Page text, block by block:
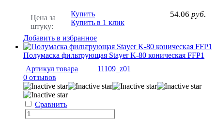
Цена за
штуку:
54.06 руб.
Купить
Купить в 1 клик
Добавить в избранное
Полумаска фильтрующая Stayer K-80 коническая FFP1
Артикул товара
11109_z01
0 отзывов
Сравнить